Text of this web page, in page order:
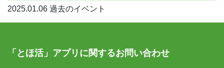
2025.01.06 過去のイベント
「とほ活」アプリに関するお問い合わせ